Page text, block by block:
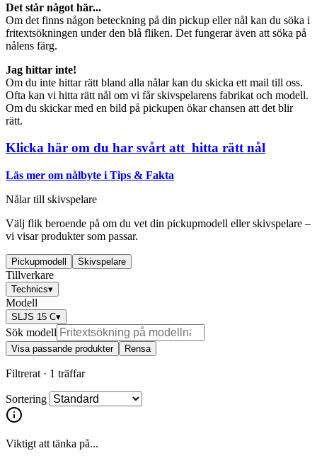
Det står något här...
Om det finns någon beteckning på din pickup eller nål kan du söka i
fritextsökningen under den blå fliken. Det fungerar även att söka på
nålens färg.
Jag hittar inte!
Om du inte hittar rätt bland alla nålar kan du skicka ett mail till oss.
Ofta kan vi hitta rätt nål om vi får skivspelarens fabrikat och modell.
Om du skickar med en bild på pickupen ökar chansen att det blir
rätt.
Klicka här om du har svårt att hitta rätt nål
Läs mer om nålbyte i Tips & Fakta
Nålar till skivspelare
Välj flik beroende på om du vet din pickupmodell eller skivspelare –
vi visar produkter som passar.
Pickupmodell Skivspelare
Tillverkare
Technics▾
Modell
SLJS 15 C▾
Sök modell
Visa passande produkter Rensa
Filtrerat · 1 träffar
Sortering
Viktigt att tänka på...